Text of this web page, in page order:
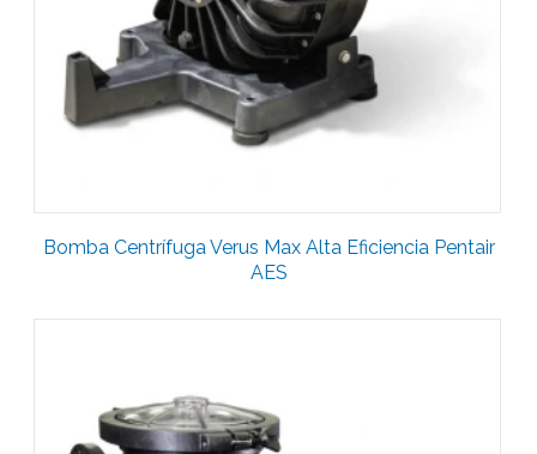
Bomba Centrífuga Verus Max Alta Eficiencia Pentair
AES